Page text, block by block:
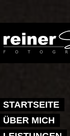
STARTSEITE
ÜBER MICH